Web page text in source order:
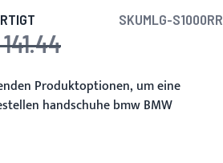
SKUMLG-S1000RR
Preis
Produktoptionen, um eine
handschuhe bmw BMW